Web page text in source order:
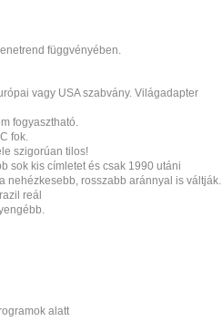
függvényében.
vagy USA szabvány. Világadapter
fogyasztható.
fok.
szigorúan tilos!
sok kis címletet és csak 1990 utáni
nehézkesebb, rosszabb aránnyal is váltják.
reál
alatt